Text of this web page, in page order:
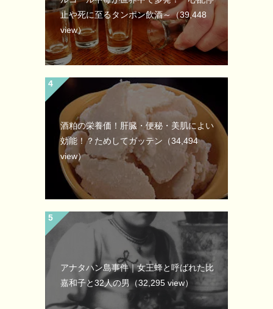
止や死に至るタンポン飲酒～（39,448
view）
酒粕の栄養価！肝臓・便秘・美肌によい
効能！？ためしてガッテン （34,494
view）
アナタハン島事件｜女王蜂と呼ばれた比
嘉和子と32人の男（32,295 view）